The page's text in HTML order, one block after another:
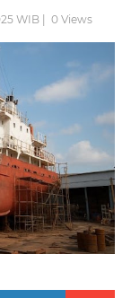
WIB | 0 Views